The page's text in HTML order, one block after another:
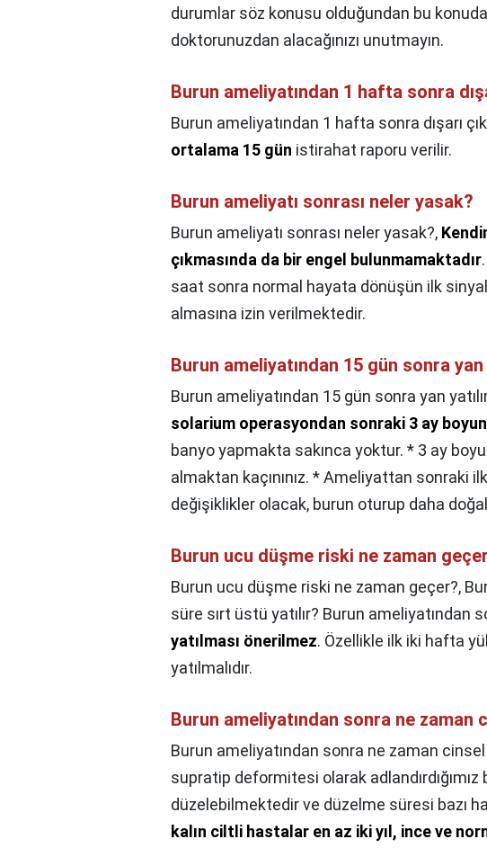
durumlar söz konusu olduğundan bu
doktorunuzdan alacağınızı unutmayın.
Burun ameliyatından 1 hafta sonra
Burun ameliyatından 1 hafta sonra dışarı
ortalama 15 gün istirahat raporu verilir.
Burun ameliyatı sonrası neler yasak?
Burun ameliyatı sonrası neler yasak?,
çıkmasında da bir engel bulunmamaktadır
saat sonra normal hayata dönüşün ilk
almasına izin verilmektedir.
Burun ameliyatından 15 gün sonra yan
Burun ameliyatından 15 gün sonra yan
solarium operasyondan sonraki 3 ay
banyo yapmakta sakınca yoktur. * 3 ay
almaktan kaçınınız. * Ameliyattan sonraki
değişiklikler olacak, burun oturup daha
Burun ucu düşme riski ne zaman
Burun ucu düşme riski ne zaman geçer?,
süre sırt üstü yatılır? Burun ameliyatından
yatılması önerilmez. Özellikle ilk iki hafta
yatılmalıdır.
Burun ameliyatından sonra ne
Burun ameliyatından sonra ne zaman
supratip deformitesi olarak
düzelebilmektedir ve düzelme süresi bazı
kalın ciltli hastalar en az iki yıl, ince ve